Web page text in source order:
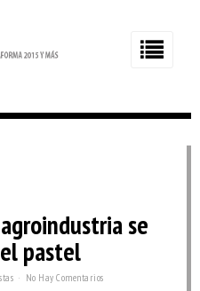
se
pastel
No Hay Comentarios